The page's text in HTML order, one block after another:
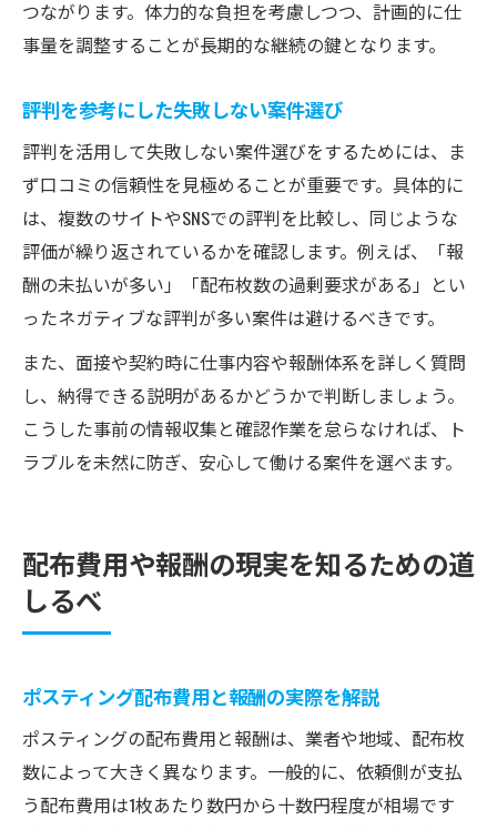
つながります。体力的な負担を考慮しつつ、計画的に仕
事量を調整することが長期的な継続の鍵となります。
評判を参考にした失敗しない案件選び
評判を活用して失敗しない案件選びをするためには、ま
ず口コミの信頼性を見極めることが重要です。具体的に
は、複数のサイトやSNSでの評判を比較し、同じような
評価が繰り返されているかを確認します。例えば、「報
酬の未払いが多い」「配布枚数の過剰要求がある」とい
ったネガティブな評判が多い案件は避けるべきです。
また、面接や契約時に仕事内容や報酬体系を詳しく質問
し、納得できる説明があるかどうかで判断しましょう。
こうした事前の情報収集と確認作業を怠らなければ、ト
ラブルを未然に防ぎ、安心して働ける案件を選べます。
配布費用や報酬の現実を知るための道
しるべ
ポスティング配布費用と報酬の実際を解説
ポスティングの配布費用と報酬は、業者や地域、配布枚
数によって大きく異なります。一般的に、依頼側が支払
う配布費用は1枚あたり数円から十数円程度が相場です